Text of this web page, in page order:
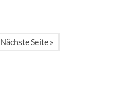
Nächste Seite »